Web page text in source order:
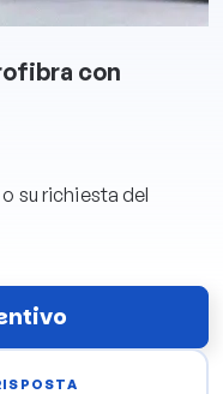
con
su richiesta del